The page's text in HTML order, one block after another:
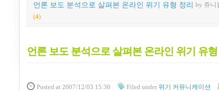
언론 보도 분석으로 살펴본 온라인 위기 유형 정리 by 쥬니
(4)
언론 보도 분석으로 살펴본 온라인 위기 유
Posted at 2007/12/03 15:30 Filed under 위기 커뮤니케이션